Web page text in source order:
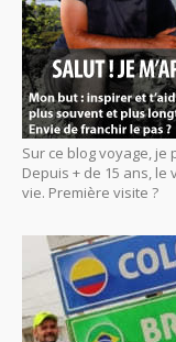
Sur ce blog voyage, je
Depuis + de 15 ans,
vie. Première visite ?